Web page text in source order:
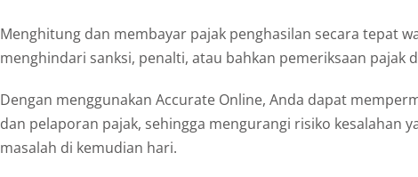
Menghitung dan membayar pajak penghasilan secara tepat
menghindari sanksi, penalti, atau bahkan pemeriksaan pajak
Dengan menggunakan Accurate Online, Anda dapat
dan pelaporan pajak, sehingga mengurangi risiko kesalahan
masalah di kemudian hari.